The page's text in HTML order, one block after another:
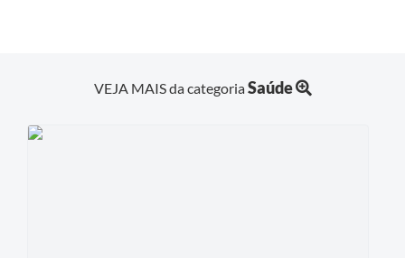
VEJA MAIS da categoriaSaúde